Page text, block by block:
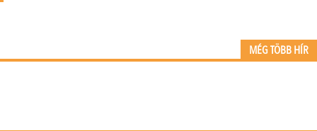
MÉG TÖBB HÍR